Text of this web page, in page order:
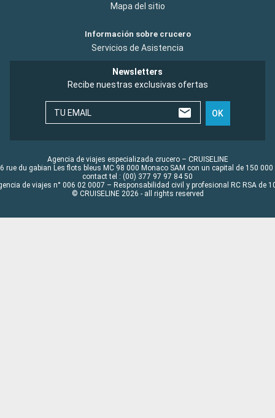
Mapa del sitio
Información sobre crucero
Servicios de Asistencia
Newsletters
Recibe nuestras exclusivas ofertas
TU EMAIL OK
Agencia de viajes especializada crucero – CRUISELINE
rue du gabian Les flots bleus MC 98 000 Monaco SAM con un capital de 150 000
contact tel : (00) 377 97 97 84 50
de viajes n° 006 02 0007 – Responsabilidad civil y profesional RC RSA de
© CRUISELINE 2026 - all rights reserved